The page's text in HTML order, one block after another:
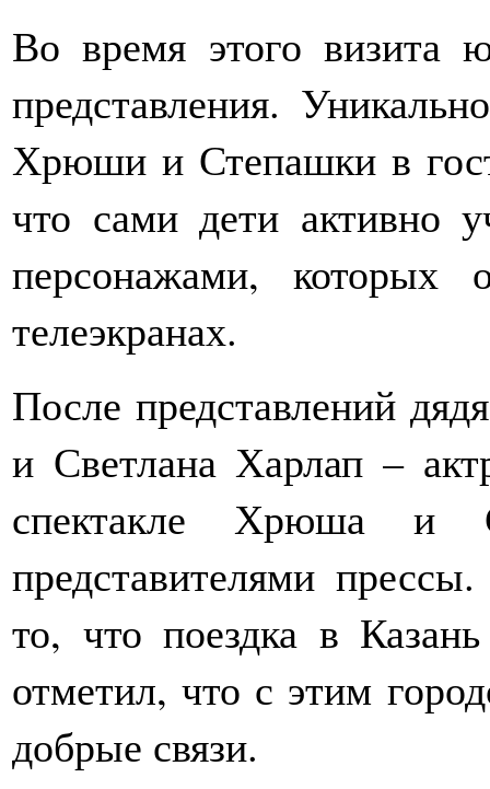
Во время этого визита
представления.
Хрюши и Степашки в
что сами дети активно
персонажами,
телеэкранах.
После представлений
и Светлана Харлап –
спектакле Хрюша и
представителями
то, что поездка в
отметил, что с этим
добрые связи.